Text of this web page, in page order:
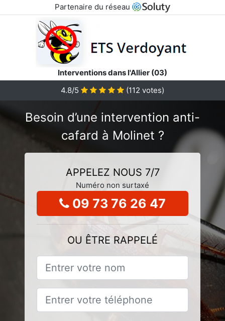
Partenaire du réseau
Interventions dans l'Allier (03)
4.8/5
(112 votes)
Besoin d’une intervention anti-
cafard à Molinet ?
APPELEZ NOUS 7/7
Numéro non surtaxé
09 73 76 26 47
OU ÊTRE RAPPELÉ